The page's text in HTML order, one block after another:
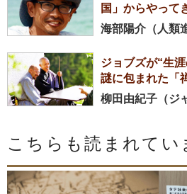
国」からやって
海部陽介（人類
ジョブズが“生
謎に包まれた「
柳田由紀子（ジ
こちらも読まれてい